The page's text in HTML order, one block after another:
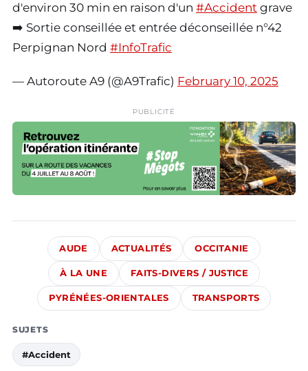
d'environ 30 min en raison d'un #Accident grave
➡️ Sortie conseillée et entrée déconseillée n°42
Perpignan Nord #InfoTrafic
— Autoroute A9 (@A9Trafic) February 10, 2025
PUBLICITÉ
AUDE ACTUALITÉS OCCITANIE
À LA UNE FAITS-DIVERS / JUSTICE
PYRÉNÉES-ORIENTALES TRANSPORTS
SUJETS
#Accident